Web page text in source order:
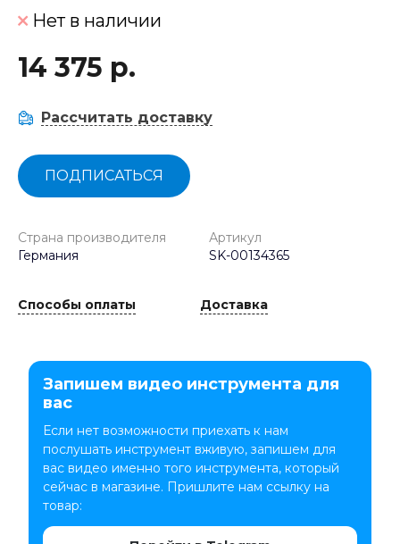
Нет в наличии
14 375 р.
Рассчитать доставку
ПОДПИСАТЬСЯ
Страна производителя
Германия
Артикул
SK-00134365
Способы оплаты Доставка
Запишем видео инструмента для
вас
Если нет возможности приехать к нам
послушать инструмент вживую, запишем для
вас видео именно того инструмента, который
сейчас в магазине. Пришлите нам ссылку на
товар: